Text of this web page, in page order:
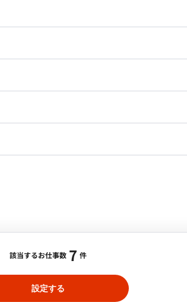
マネジメント: プロダクトに関
証。 - ドメイン知識の収集と
業案件
稼働日数：週5日
からクロージング、案件進行
拓と既存顧客深耕 ・顧客課題
の一連の案件進行管理 ・社
略・運用コンサルタント
AIエンジニア・機械学習エンジニア
該当するお仕事数 7 件
設定する